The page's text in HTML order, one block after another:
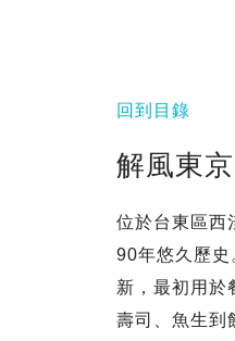
回到目錄
解風東
位於台東區西
90年悠久歷
新，最初用於
壽司、魚生到